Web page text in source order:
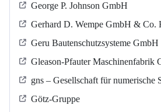
George P. Johnson GmbH
Gerhard D. Wempe GmbH & Co.
Geru Bautenschutzsysteme GmbH
Gleason-Pfauter Maschinenfabrik
gns – Gesellschaft für numerische
Götz-Gruppe